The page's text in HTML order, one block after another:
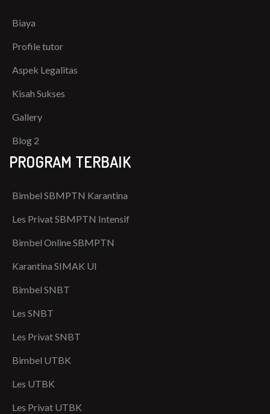
Biaya
Profile tutor
Aspek Legalitas
Kisah Sukses
Gallery
Blog 2
PROGRAM TERBAIK
Bimbel SBMPTN Karantina
Les Privat SBMPTN Intensif
Bimbel Online SBMPTN
Karantina SIMAK UI
Bimbel SNBT
Les SNBT
Les Privat SNBT
Bimbel UTBK
Les UTBK
Les Privat UTBK